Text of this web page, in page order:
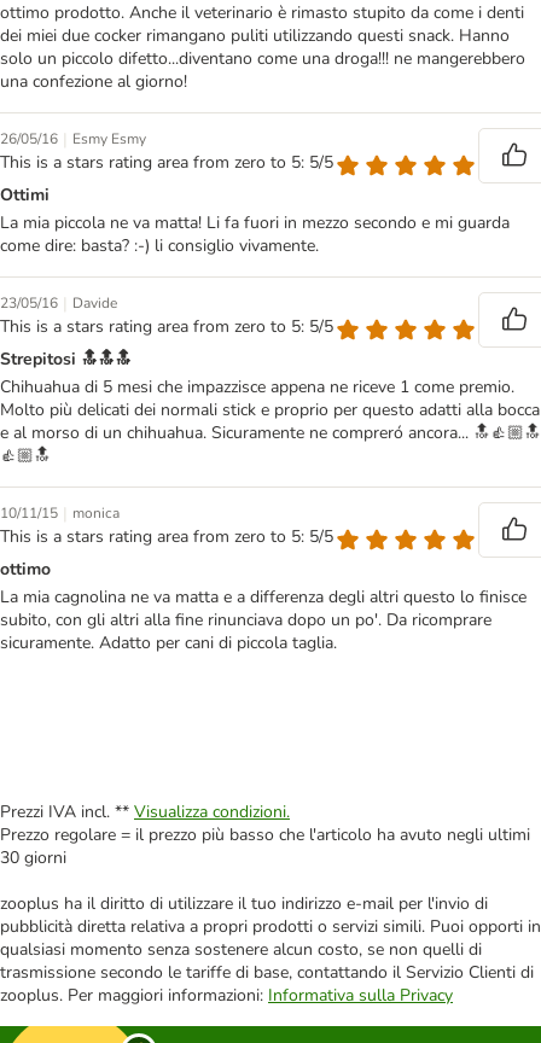
ottimo prodotto. Anche il veterinario è rimasto stupito da come i denti
dei miei due cocker rimangano puliti utilizzando questi snack. Hanno
solo un piccolo difetto...diventano come una droga!!! ne mangerebbero
una confezione al giorno!
26/05/16 | Esmy Esmy
This is a stars rating area from zero to 5: 5/5
Ottimi
La mia piccola ne va matta! Li fa fuori in mezzo secondo e mi guarda
come dire: basta? :-) li consiglio vivamente.
23/05/16 | Davide
This is a stars rating area from zero to 5: 5/5
Strepitosi 🔝🔝🔝
Chihuahua di 5 mesi che impazzisce appena ne riceve 1 come premio.
Molto più delicati dei normali stick e proprio per questo adatti alla bocca
e al morso di un chihuahua. Sicuramente ne compreró ancora... 🔝👍🏼🔝
👍🏼🔝
10/11/15 | monica
This is a stars rating area from zero to 5: 5/5
ottimo
La mia cagnolina ne va matta e a differenza degli altri questo lo finisce
subito, con gli altri alla fine rinunciava dopo un po'. Da ricomprare
sicuramente. Adatto per cani di piccola taglia.
Prezzi IVA incl. ** Visualizza condizioni.
Prezzo regolare = il prezzo più basso che l'articolo ha avuto negli ultimi
30 giorni
zooplus ha il diritto di utilizzare il tuo indirizzo e-mail per l'invio di
pubblicità diretta relativa a propri prodotti o servizi simili. Puoi opporti in
qualsiasi momento senza sostenere alcun costo, se non quelli di
trasmissione secondo le tariffe di base, contattando il Servizio Clienti di
zooplus. Per maggiori informazioni: Informativa sulla Privacy